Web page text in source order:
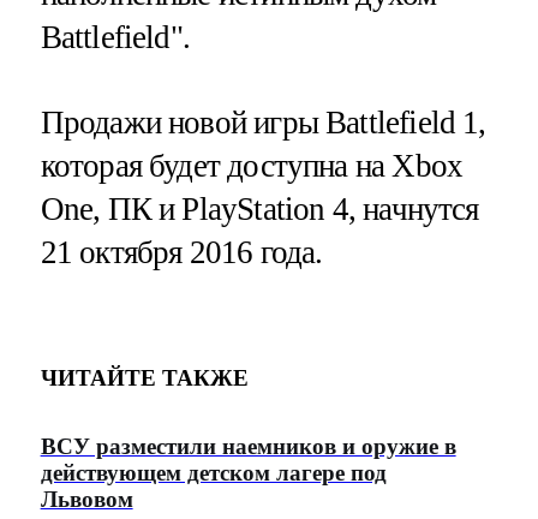
Battlefield".
Продажи новой игры Battlefield 1,
которая будет доступна на Xbox
One, ПК и PlayStation 4, начнутся
21 октября 2016 года.
ЧИТАЙТЕ ТАКЖЕ
ВСУ разместили наемников и оружие в
действующем детском лагере под
Львовом